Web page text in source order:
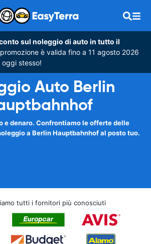
sul noleggio di auto in tutto il
è valida fino a 11 agosto 2026
stesso!
Auto Berlin
e denaro. Confrontiamo le offerte delle
a Berlin Hauptbahnhof al posto tuo.
tutti i fornitori più conosciuti